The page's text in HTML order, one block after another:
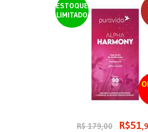
ESTOQUE
LIMITADO
R$ 179,00 R$51